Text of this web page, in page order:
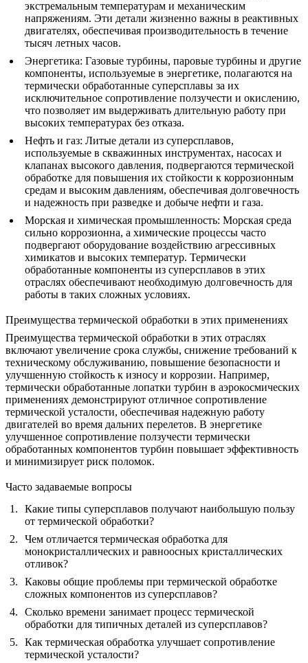
экстремальным температурам и механическим
напряжениям. Эти детали жизненно важны в реактивных
двигателях, обеспечивая производительность в течение
тысяч летных часов.
Энергетика: Газовые турбины, паровые турбины и другие
компоненты, используемые в энергетике, полагаются на
термически обработанные суперсплавы за их
исключительное сопротивление ползучести и окислению,
что позволяет им выдерживать длительную работу при
высоких температурах без отказа.
Нефть и газ: Литые детали из суперсплавов,
используемые в скважинных инструментах, насосах и
клапанах высокого давления, подвергаются термической
обработке для повышения их стойкости к коррозионным
средам и высоким давлениям, обеспечивая долговечность
и надежность при разведке и добыче нефти и газа.
Морская и химическая промышленность: Морская среда
сильно коррозионна, а химические процессы часто
подвергают оборудование воздействию агрессивных
химикатов и высоких температур. Термически
обработанные компоненты из суперсплавов в этих
отраслях обеспечивают необходимую долговечность для
работы в таких сложных условиях.
Преимущества термической обработки в этих применениях
Преимущества термической обработки в этих отраслях
включают увеличение срока службы, снижение требований к
техническому обслуживанию, повышение безопасности и
улучшенную стойкость к износу и коррозии. Например,
термически обработанные лопатки турбин в аэрокосмических
применениях демонстрируют отличное сопротивление
термической усталости, обеспечивая надежную работу
двигателей во время дальних перелетов. В энергетике
улучшенное сопротивление ползучести термически
обработанных компонентов турбин повышает эффективность
и минимизирует риск поломок.
Часто задаваемые вопросы
Какие типы суперсплавов получают наибольшую пользу
от термической обработки?
Чем отличается термическая обработка для
монокристаллических и равноосных кристаллических
отливок?
Каковы общие проблемы при термической обработке
сложных компонентов из суперсплавов?
Сколько времени занимает процесс термической
обработки для типичных деталей из суперсплавов?
Как термическая обработка улучшает сопротивление
термической усталости?